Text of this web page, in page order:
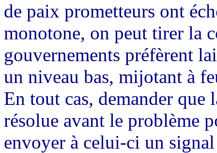
de paix prometteurs ont
monotone, on peut tirer la
gouvernements préfèrent
un niveau bas, mijotant à
En tout cas, demander
résolue avant le problème
envoyer à celui-ci un